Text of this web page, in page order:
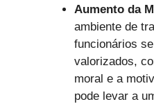
Aumento da
ambiente de
funcionários
valorizados,
moral e a
pode levar a